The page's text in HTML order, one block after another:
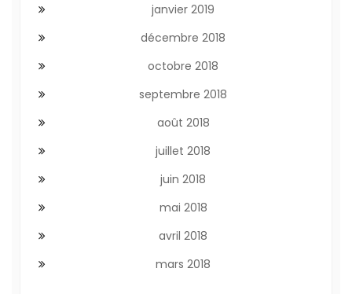
janvier 2019
décembre 2018
octobre 2018
septembre 2018
août 2018
juillet 2018
juin 2018
mai 2018
avril 2018
mars 2018